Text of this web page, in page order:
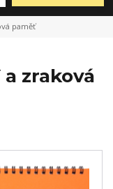
paměť
a zraková